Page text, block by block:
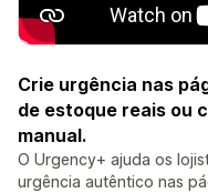
Crie urgência nas
de estoque reais ou
manual.
O Urgency+ ajuda os
urgência autêntico nas